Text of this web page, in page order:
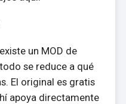
un MOD de
se reduce a qué
El original es gratis
apoya directamente